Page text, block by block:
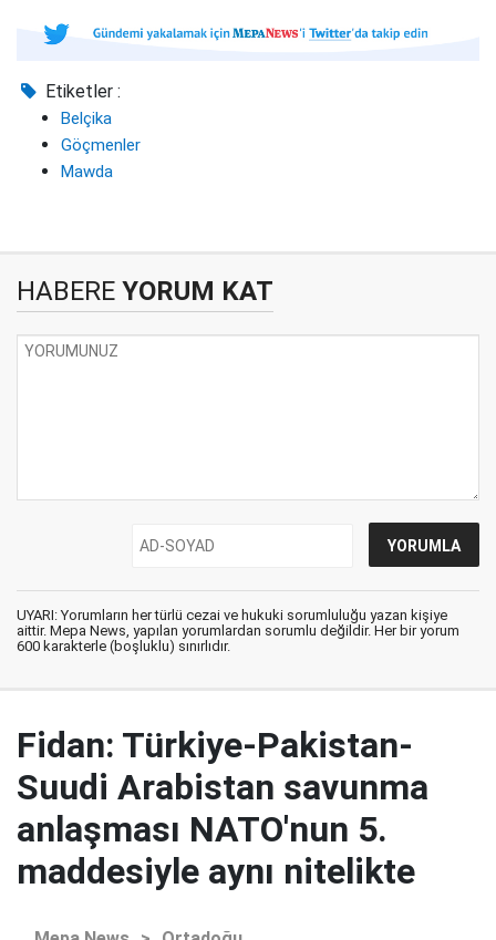
Etiketler :
Belçika
Göçmenler
Mawda
HABERE YORUM KAT
UYARI: Yorumların her türlü cezai ve hukuki sorumluluğu yazan kişiye
aittir. Mepa News, yapılan yorumlardan sorumlu değildir. Her bir yorum
600 karakterle (boşluklu) sınırlıdır.
Fidan: Türkiye-Pakistan-
Suudi Arabistan savunma
anlaşması NATO'nun 5.
maddesiyle aynı nitelikte